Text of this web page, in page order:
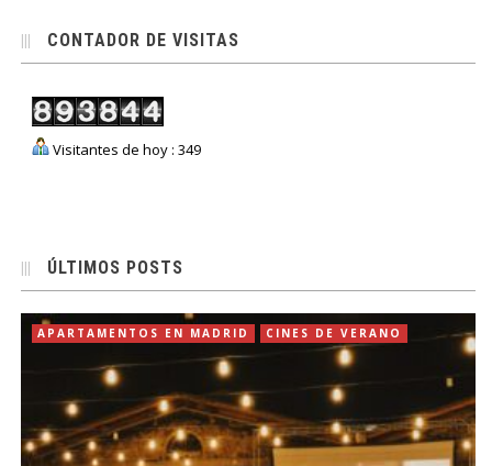
CONTADOR DE VISITAS
Visitantes de hoy : 349
ÚLTIMOS POSTS
APARTAMENTOS EN MADRID CINES DE VERANO